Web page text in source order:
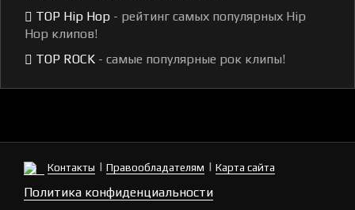
TOP Hip Hop - рейтинг самых популярных Hip
Hop клипов!
TOP ROCK - самые популярные рок клипы!
Контакты | Правообладателям | Карта сайта
Политика конфиденциальности